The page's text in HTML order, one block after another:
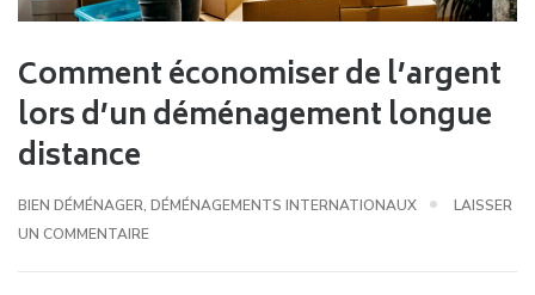
Comment économiser de l’argent
lors d’un déménagement longue
distance
BIEN DÉMÉNAGER, DÉMÉNAGEMENTS INTERNATIONAUX
LAISSER
UN COMMENTAIRE